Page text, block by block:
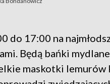
do 17:00 na
Będą bańki
maskotki lemurów